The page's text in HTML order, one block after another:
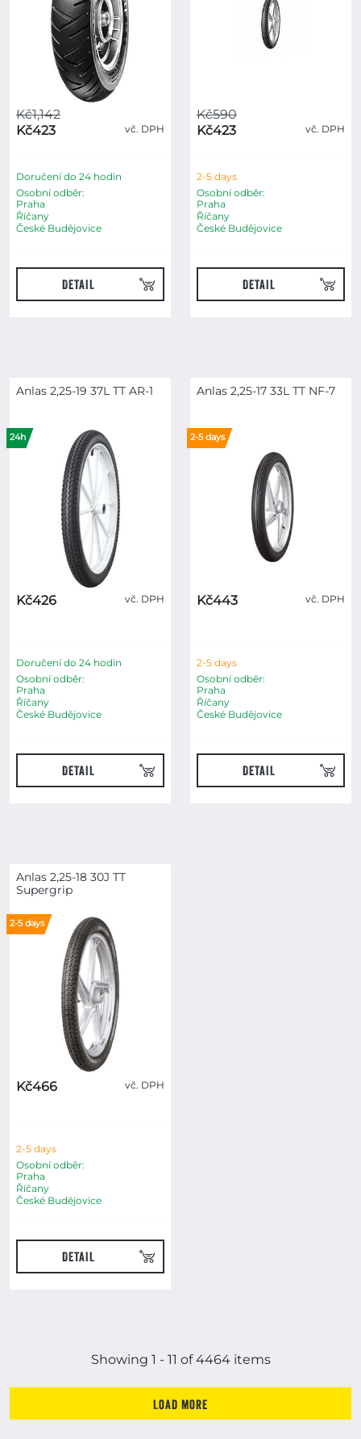
Kč1,142
Kč423
vč. DPH
Doručení do 24 hodin
Osobní odběr:
Praha
Říčany
České Budějovice
DETAIL
Kč590
Kč423
vč. DPH
2-5 days
Osobní odběr:
Praha
Říčany
České Budějovice
DETAIL
Anlas 2,25-19 37L TT AR-1
24h
Kč426 vč. DPH
Doručení do 24 hodin
Osobní odběr:
Praha
Říčany
České Budějovice
DETAIL
Anlas 2,25-17 33L TT NF-7
2-5 days
Kč443 vč. DPH
2-5 days
Osobní odběr:
Praha
Říčany
České Budějovice
DETAIL
Anlas 2,25-18 30J TT
Supergrip
2-5 days
Kč466 vč. DPH
2-5 days
Osobní odběr:
Praha
Říčany
České Budějovice
DETAIL
Showing 1 - 11 of 4464 items
Load more